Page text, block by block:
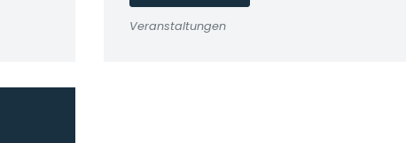
Veranstaltungen